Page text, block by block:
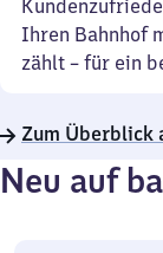
Ihren Bahnhof
zählt – für ein
Zum Überblick
Neu auf